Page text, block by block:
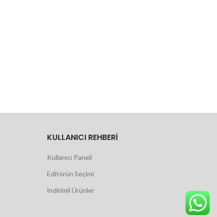
KULLANICI REHBERI
Kullanıcı Paneli
Editörün Seçimi
İndirimli Ürünler